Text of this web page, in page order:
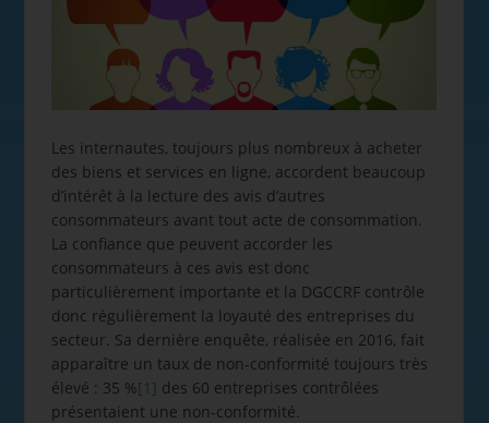
Les internautes, toujours plus nombreux à acheter
des biens et services en ligne, accordent beaucoup
d’intérêt à la lecture des avis d’autres
consommateurs avant tout acte de consommation.
La confiance que peuvent accorder les
consommateurs à ces avis est donc
particulièrement importante et la DGCCRF contrôle
donc régulièrement la loyauté des entreprises du
secteur. Sa dernière enquête, réalisée en 2016, fait
apparaître un taux de non-conformité toujours très
élevé : 35 %[1] des 60 entreprises contrôlées
présentaient une non-conformité.